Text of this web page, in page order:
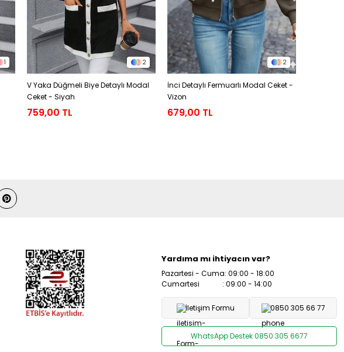
1 2
V Yaka Düğmeli Biye Detaylı Modal
Ceket - Siyah
759,00 TL
2
İnci Detaylı Fermuarlı Modal Ceket -
Vizon
679,00 TL
Yardıma mı ihtiyacın var?
Pazartesi - Cuma: 09:00 - 18:00
Cumartesi : 09:00 - 14:00
İletişim Formu 0850 305 66 77
WhatsApp Destek 0850 305 6677